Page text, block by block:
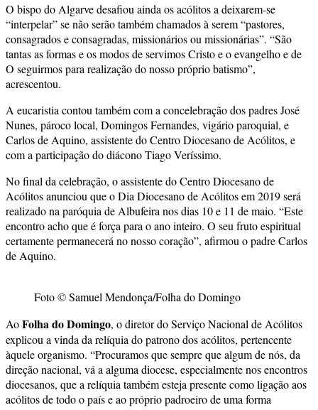
O bispo do Algarve desafiou ainda os acólitos a deixarem-se
“interpelar” se não serão também chamados à serem “pastores,
consagrados e consagradas, missionários ou missionárias”. “São
tantas as formas e os modos de servimos Cristo e o evangelho e de
O seguirmos para realização do nosso próprio batismo”,
acrescentou.
A eucaristia contou também com a concelebração dos padres José
Nunes, pároco local, Domingos Fernandes, vigário paroquial, e
Carlos de Aquino, assistente do Centro Diocesano de Acólitos, e
com a participação do diácono Tiago Veríssimo.
No final da celebração, o assistente do Centro Diocesano de
Acólitos anunciou que o Dia Diocesano de Acólitos em 2019 será
realizado na paróquia de Albufeira nos dias 10 e 11 de maio. “Este
encontro acho que é força para o ano inteiro. O seu fruto espiritual
certamente permanecerá no nosso coração”, afirmou o padre Carlos
de Aquino.
Foto © Samuel Mendonça/Folha do Domingo
AoFolha do Domingo, o diretor do Serviço Nacional de Acólitos
explicou a vinda da relíquia do patrono dos acólitos, pertencente
àquele organismo. “Procuramos que sempre que algum de nós, da
direção nacional, vá a alguma diocese, especialmente nos encontros
diocesanos, que a relíquia também esteja presente como ligação aos
acólitos de todo o país e ao próprio padroeiro de uma forma